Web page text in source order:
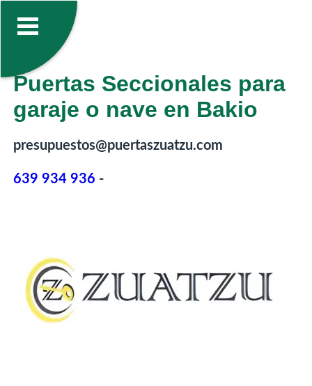
Puertas Seccionales para
garaje o nave en Bakio
presupuestos@puertaszuatzu.com
639 934 936 -